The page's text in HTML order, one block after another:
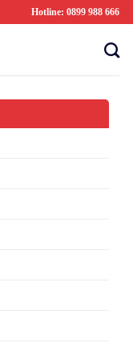
Hotline: 0899 988 666